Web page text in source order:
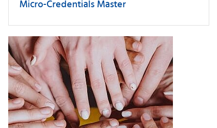
Micro-Credentials Master